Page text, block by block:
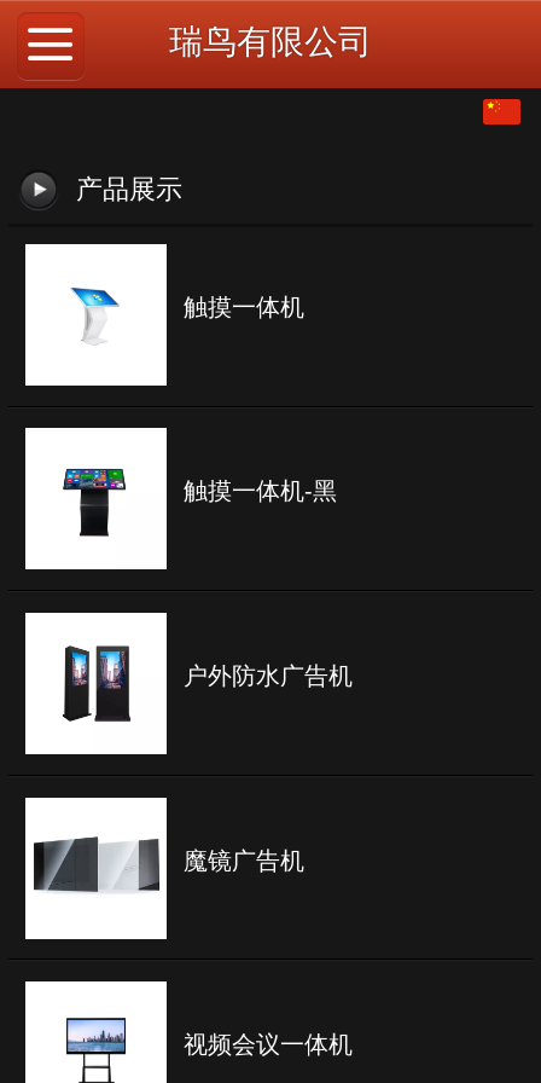
瑞鸟有限公司
产品展示
触摸一体机
触摸一体机-黑
户外防水广告机
魔镜广告机
视频会议一体机